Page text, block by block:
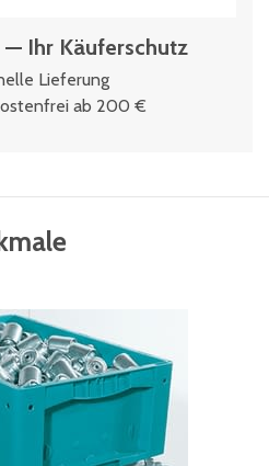
— Ihr Käuferschutz
Lieferung
ab 200 €